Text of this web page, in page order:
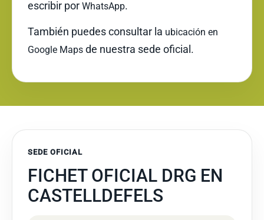
escribir por WhatsApp.
También puedes consultar la ubicación en
Google Maps de nuestra sede oficial.
SEDE OFICIAL
FICHET OFICIAL DRG EN
CASTELLDEFELS